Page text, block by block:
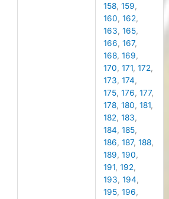
158,159,
160,162,
163,165,
166,167,
168,169,
170,171,172,
173,174,
175,176,177,
178,180,181,
182,183,
184,185,
186,187,188,
189,190,
191,192,
193,194,
195,196,